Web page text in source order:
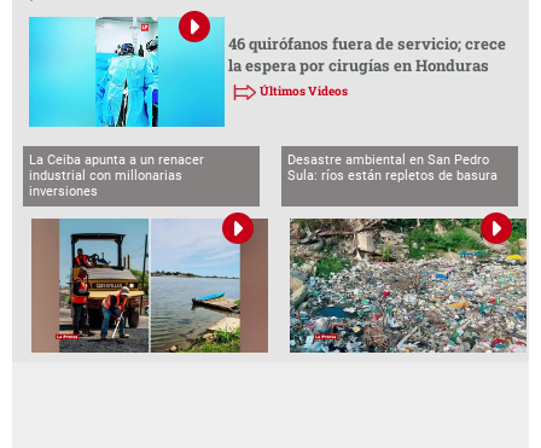
46 quirófanos fuera de servicio; crece
la espera por cirugías en Honduras
Últimos Videos
La Ceiba apunta a un renacer
industrial con millonarias
inversiones
Desastre ambiental en San Pedro
Sula: ríos están repletos de basura